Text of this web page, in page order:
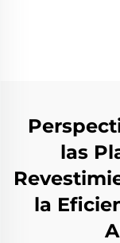
las
la